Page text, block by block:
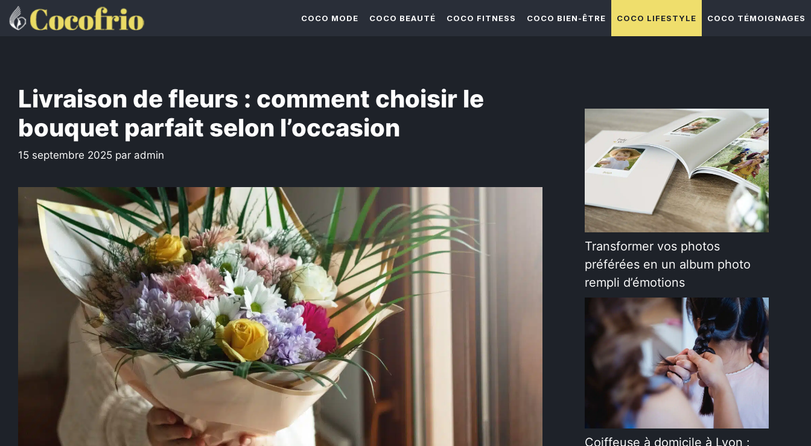
Aller
au
COCO MODE COCO BEAUTÉ COCO FITNESS COCO BIEN-ÊTRE COCO LIFESTYLE COCO TÉMOIGNAGES
Livraison de fleurs : comment choisir le
bouquet parfait selon l’occasion
15 septembre 2025 par admin
Transformer vos photos
préférées en un album photo
rempli d’émotions
Coiffeuse à domicile à Lyon :